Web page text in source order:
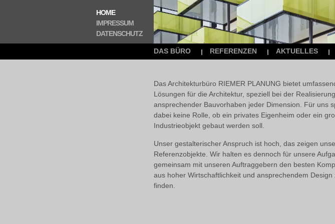
Navigation
überspringen
DAS BÜRO REFERENZEN AKTUELLES
Das Architekturbüro RIEMER PLANUNG bietet
Lösungen für die Architektur, speziell bei der Realisierung
ansprechender Bauvor­haben jeder Dimension. Für uns
dabei keine Rolle, ob ein privates Eigen­heim oder ein
Industrie­objekt gebaut werden soll.
Unser gestalte­rischer Anspruch ist hoch, das zeigen
Referenz­objekte. Wir halten es dennoch für unsere
gemein­sam mit unseren Auftrag­gebern den besten
aus hoher Wirt­schaft­lich­keit und an­sprechen­dem Design
finden.
NAVIGATION
ÜBERSPRINGEN
HOME
IMPRESSUM
DATENSCHUTZ